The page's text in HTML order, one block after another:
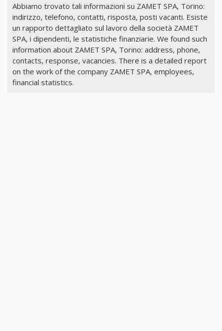
Abbiamo trovato tali informazioni su ZAMET SPA, Torino:
indirizzo, telefono, contatti, risposta, posti vacanti. Esiste
un rapporto dettagliato sul lavoro della società ZAMET
SPA, i dipendenti, le statistiche finanziarie. We found such
information about ZAMET SPA, Torino: address, phone,
contacts, response, vacancies. There is a detailed report
on the work of the company ZAMET SPA, employees,
financial statistics.